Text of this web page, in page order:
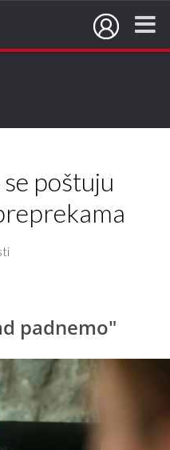
poštuju
padnemo"